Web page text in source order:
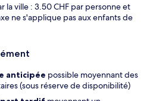
la ville : 3.50 CHF par personne et
ne s'applique pas aux enfants de
anticipée possible moyennant des
(sous réserve de disponibilité)